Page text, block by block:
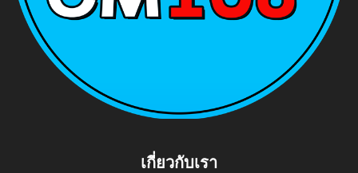
เกี่ยวกับเรา